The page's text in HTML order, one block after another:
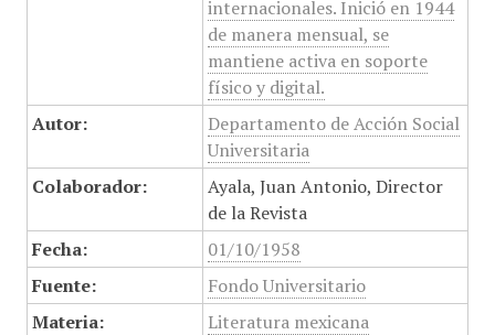
internacionales. Inició en 1944
de manera mensual, se
mantiene activa en soporte
físico y digital.
Autor:
Departamento de Acción Social
Universitaria
Colaborador:
Ayala, Juan Antonio, Director
de la Revista
Fecha:
01/10/1958
Fuente:
Fondo Universitario
Materia:
Literatura mexicana